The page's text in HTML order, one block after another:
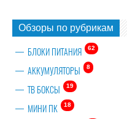
Обзоры по рубрикам
62
БЛОКИ ПИТАНИЯ
8
АККУМУЛЯТОРЫ
19
ТВ БОКСЫ
18
МИНИ ПК